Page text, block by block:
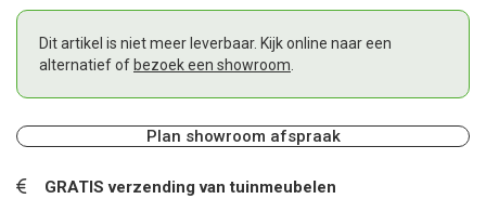
Dit artikel is niet meer leverbaar. Kijk online naar een
alternatief of bezoek een showroom
Plan showroom afspraak
GRATIS verzending van tuinmeubelen